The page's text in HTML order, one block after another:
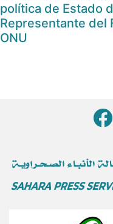
política de Estado
Representante del
ONU